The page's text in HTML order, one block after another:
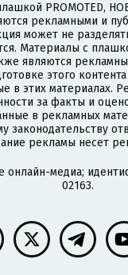
PROMOTED,
рекламными и
может не
Материалы с
являются
этого
в этих материалах.
за факты и
в рекламных
законодательству
рекламы несет
онлайн-медиа;
02163.